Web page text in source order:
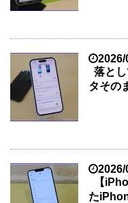
2026/
落と
タその
2026/
【
た